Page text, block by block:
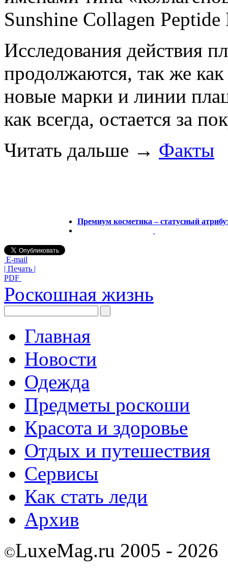
Sunshine Collagen
Исследования действия
продолжаются, так же
новые марки и линии
как всегда, остается за
Читать дальше → Факты
Премиум косметика – статусный
E-mail
| Печать |
PDF
Роскошная жизнь
Главная
Новости
Одежда
Предметы роскоши
Красота и здоровье
Отдых и путешествия
Сервисы
Как стать леди
Архив
©LuxeMag.ru 2005 - 2026